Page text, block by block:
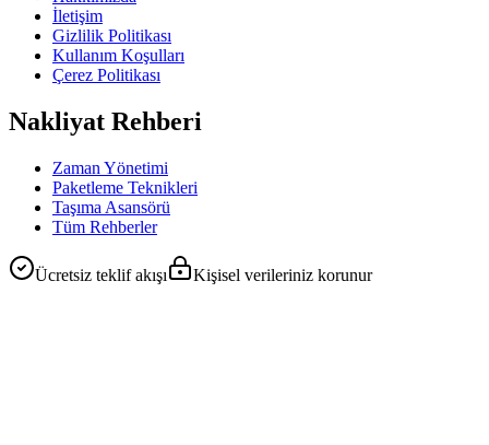
İletişim
Gizlilik Politikası
Kullanım Koşulları
Çerez Politikası
Nakliyat Rehberi
Zaman Yönetimi
Paketleme Teknikleri
Taşıma Asansörü
Tüm Rehberler
Ücretsiz teklif akışı Kişisel verileriniz korunur